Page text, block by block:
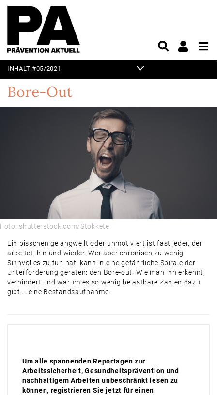
INHALT #05/2021
TITELTHEMA
PRODUKTE & MÄRKTE
UNTERHALTUNG
VORSCHAU
Bore-Out
Foto: shutterstock.com/Stokkete
Ein bisschen gelangweilt oder unmotiviert ist fast jeder, der
arbeitet, hin und wieder. Wer aber chronisch zu wenig
Sinnvolles zu tun hat, kann in eine gefährliche Spirale der
Unterforderung geraten: den Bore-out. Wie man ihn erkennt,
verhindert und warum es so wenig belastbare Zahlen dazu
gibt – eine Bestandsaufnahme.
Um alle spannenden Reportagen zur
Arbeitssicherheit, Gesundheitsprävention und
nachhaltigem Arbeiten unbeschränkt lesen zu
können, registrieren Sie jetzt für einen